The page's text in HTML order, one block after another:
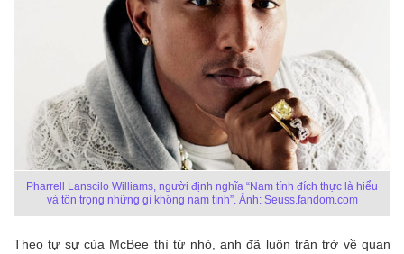
Pharrell Lanscilo Williams, người định nghĩa “Nam tính đích thực là hiểu
và tôn trọng những gì không nam tính”. Ảnh: Seuss.fandom.com
Theo tự sự của McBee thì từ nhỏ, anh đã luôn trăn trở về quan